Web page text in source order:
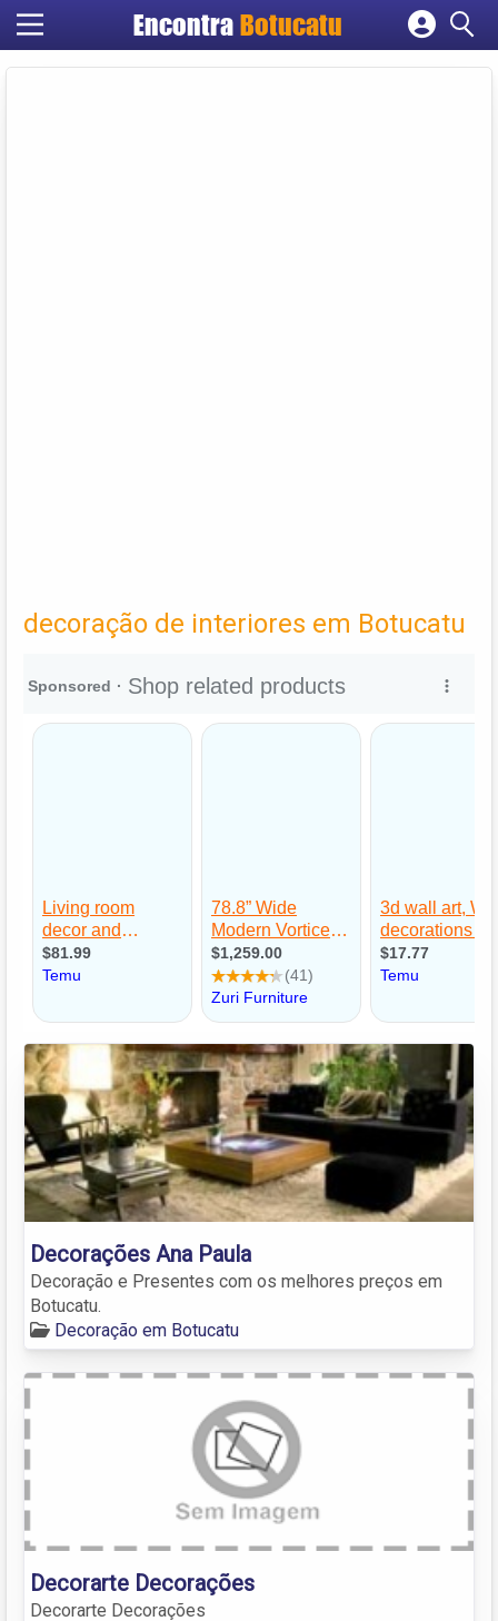
EncontraBotucatu
Cadastrar empresa
decoração de interiores em Botucatu
Decorações Ana Paula
Decoração e Presentes com os melhores preços em
Botucatu.
Decoração em Botucatu
Decorarte Decorações
Decorarte Decorações